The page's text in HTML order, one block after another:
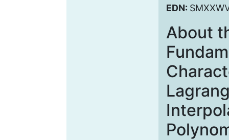
EDN:
About